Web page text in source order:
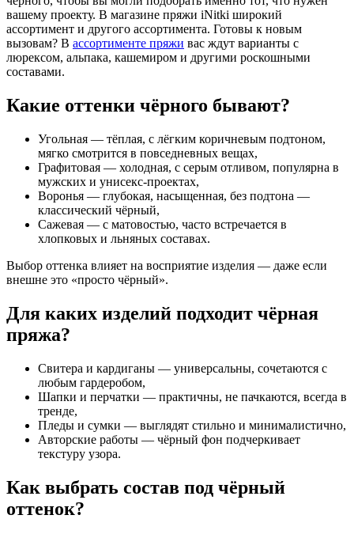
вашему проекту. В магазине пряжи iNitki широкий
ассортимент и другого ассортимента. Готовы к новым
вызовам? В ассортименте пряжи вас ждут варианты с
люрексом, альпака, кашемиром и другими роскошными
составами.
Какие оттенки чёрного бывают?
Угольная — тёплая, с лёгким коричневым подтоном,
мягко смотрится в повседневных вещах,
Графитовая — холодная, с серым отливом, популярна в
мужских и унисекс-проектах,
Воронья — глубокая, насыщенная, без подтона —
классический чёрный,
Сажевая — с матовостью, часто встречается в
хлопковых и льняных составах.
Выбор оттенка влияет на восприятие изделия — даже если
внешне это «просто чёрный».
Для каких изделий подходит чёрная
пряжа?
Свитера и кардиганы — универсальны, сочетаются с
любым гардеробом,
Шапки и перчатки — практичны, не пачкаются, всегда в
тренде,
Пледы и сумки — выглядят стильно и минималистично,
Авторские работы — чёрный фон подчеркивает
текстуру узора.
Как выбрать состав под чёрный
оттенок?